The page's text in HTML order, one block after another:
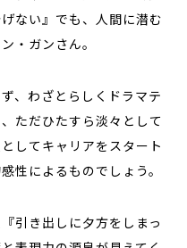
ない』でも、人間に潜む
・ガンさん。
、わざとらしくドラマテ
ただひたすら淡々として
してキャリアをスタート
性によるものでしょう。
引き出しに夕方をしまっ